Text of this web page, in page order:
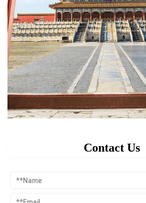
Contact Us